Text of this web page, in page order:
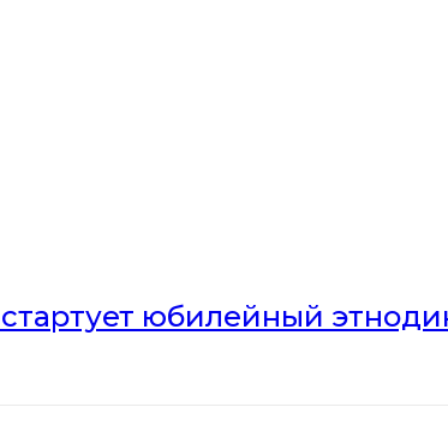
юбилейный